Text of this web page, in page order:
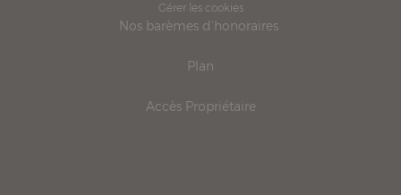
Gérer les cookies
Nos barèmes d'honoraires
Plan
Accès Propriétaire